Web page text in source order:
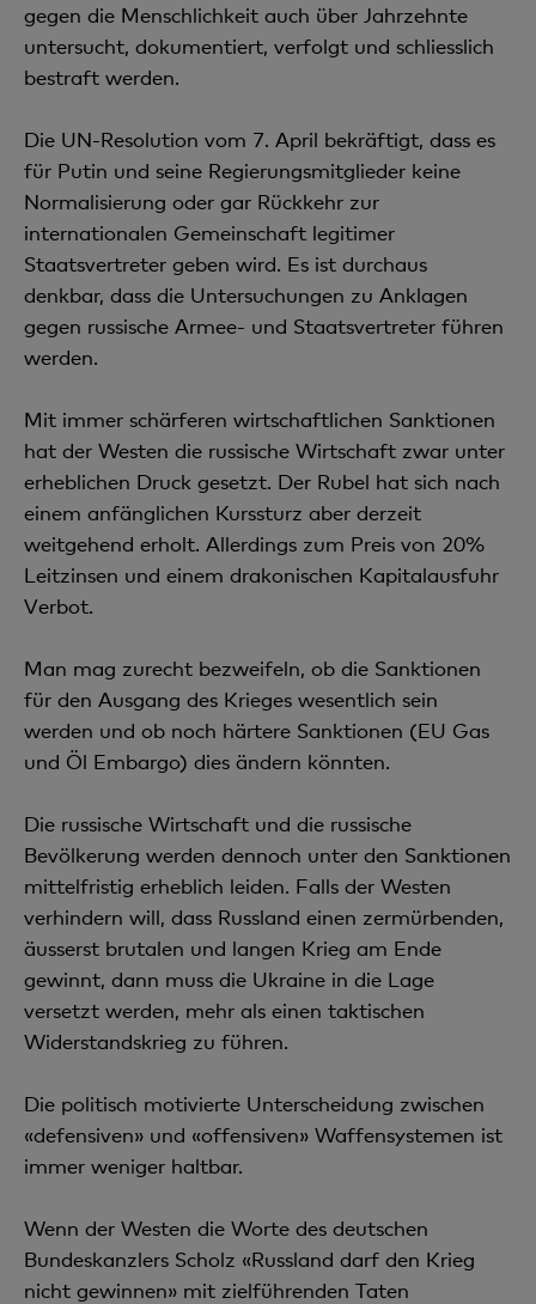
gegen die Menschlichkeit auch über Jahrzehnte
untersucht, dokumentiert, verfolgt und schliesslich
bestraft werden.
Die UN-Resolution vom 7. April bekräftigt, dass es
für Putin und seine Regierungsmitglieder keine
Normalisierung oder gar Rückkehr zur
internationalen Gemeinschaft legitimer
Staatsvertreter geben wird. Es ist durchaus
denkbar, dass die Untersuchungen zu Anklagen
gegen russische Armee- und Staatsvertreter führen
werden.
Mit immer schärferen wirtschaftlichen Sanktionen
hat der Westen die russische Wirtschaft zwar unter
erheblichen Druck gesetzt. Der Rubel hat sich nach
einem anfänglichen Kurssturz aber derzeit
weitgehend erholt. Allerdings zum Preis von 20%
Leitzinsen und einem drakonischen Kapitalausfuhr
Verbot.
Man mag zurecht bezweifeln, ob die Sanktionen
für den Ausgang des Krieges wesentlich sein
werden und ob noch härtere Sanktionen (EU Gas
und Öl Embargo) dies ändern könnten.
Die russische Wirtschaft und die russische
Bevölkerung werden dennoch unter den Sanktionen
mittelfristig erheblich leiden. Falls der Westen
verhindern will, dass Russland einen zermürbenden,
äusserst brutalen und langen Krieg am Ende
gewinnt, dann muss die Ukraine in die Lage
versetzt werden, mehr als einen taktischen
Widerstandskrieg zu führen.
Die politisch motivierte Unterscheidung zwischen
«defensiven» und «offensiven» Waffensystemen ist
immer weniger haltbar.
Wenn der Westen die Worte des deutschen
Bundeskanzlers Scholz «Russland darf den Krieg
nicht gewinnen» mit zielführenden Taten